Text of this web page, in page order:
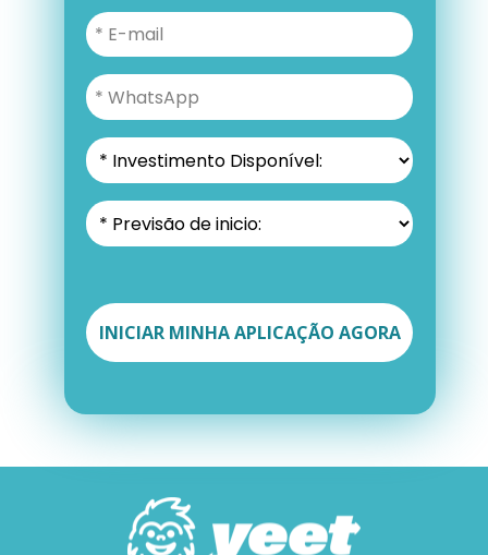
INICIAR MINHA APLICAÇÃO AGORA